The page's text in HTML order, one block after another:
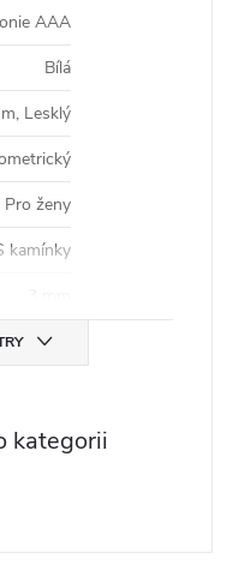
AAA
Bílá
Lesklý
Pro ženy
kamínky
kategorii